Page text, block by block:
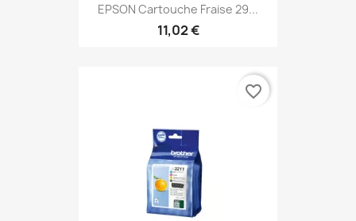
EPSON Cartouche Fraise 29...
11,02 €
favorite_border